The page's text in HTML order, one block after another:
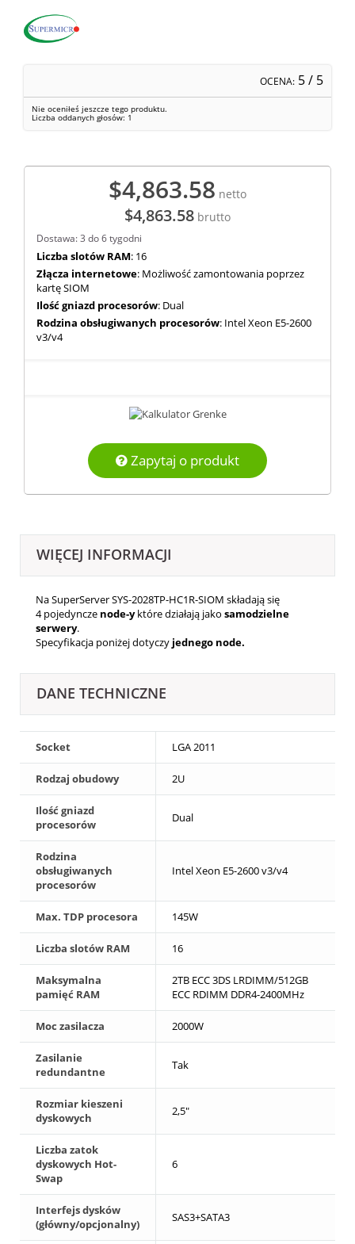
OCENA: 5/ 5
Nie oceniłeś jeszcze tego produktu.
Liczba oddanych głosów: 1
$4,863.58 netto
$4,863.58 brutto
Dostawa: 3 do 6 tygodni
Liczba slotów RAM: 16
Złącza internetowe: Możliwość zamontowania poprzez
kartę SIOM
Ilość gniazd procesorów: Dual
Rodzina obsługiwanych procesorów: Intel Xeon E5-2600
v3/v4
Zapytaj o produkt
WIĘCEJ INFORMACJI
Na SuperServer SYS-2028TP-HC1R-SIOM składają się
4 pojedyncze node-yktóre działają jako samodzielne
serwery.
Specyfikacja poniżej dotyczy jednego node.
DANE TECHNICZNE
Socket LGA 2011
Rodzaj obudowy 2U
Ilość gniazd
procesorów
Dual
Rodzina
obsługiwanych
procesorów
Intel Xeon E5-2600 v3/v4
Max. TDP procesora 145W
Liczba slotów RAM 16
Maksymalna
pamięć RAM
2TB ECC 3DS LRDIMM/512GB
ECC RDIMM DDR4-2400MHz
Moc zasilacza 2000W
Zasilanie
redundantne
Tak
Rozmiar kieszeni
dyskowych
2,5"
Liczba zatok
dyskowych Hot-
Swap
6
Interfejs dysków
(główny/opcjonalny)
SAS3+SATA3